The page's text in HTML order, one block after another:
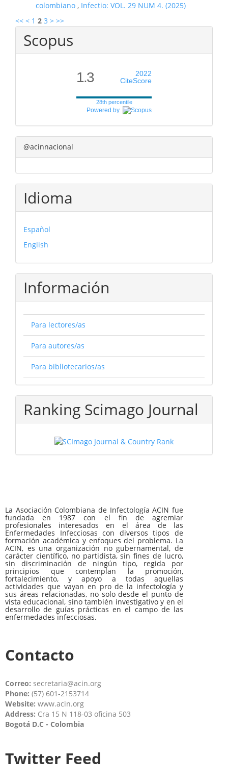
colombiano , Infectio: VOL. 29 NUM 4. (2025)
<< < 1 2 3 > >>
Scopus
1.3
2022
CiteScore
28th percentile
Powered by
@acinnacional
Idioma
Español
English
Información
Para lectores/as
Para autores/as
Para bibliotecarios/as
Ranking Scimago Journal
La Asociación Colombiana de Infectología ACIN fue
fundada en 1987 con el fin de agremiar
profesionales interesados en el área de las
Enfermedades Infecciosas con diversos tipos de
formación académica y enfoques del problema. La
ACIN, es una organización no gubernamental, de
carácter científico, no partidista, sin fines de lucro,
sin discriminación de ningún tipo, regida por
principios que contemplan la promoción,
fortalecimiento, y apoyo a todas aquellas
actividades que vayan en pro de la infectología y
sus áreas relacionadas, no solo desde el punto de
vista educacional, sino también investigativo y en el
desarrollo de guías prácticas en el campo de las
enfermedades infecciosas.
Contacto
Correo: secretaria@acin.org
Phone: (57) 601-2153714
Website: www.acin.org
Address: Cra 15 N 118-03 oficina 503
Bogotá D.C - Colombia
Twitter Feed